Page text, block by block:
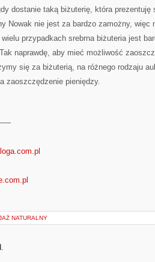
dostanie taką biżuterię, która
Nowak nie jest za bardzo zamożny, więc
przypadkach srebrna biżuteria jest
naprawdę, aby mieć możliwość
się za biżuterią, na różnego rodzaju
zaoszczędzenie pieniędzy.
NATURALNY